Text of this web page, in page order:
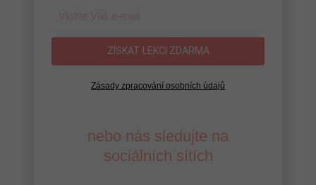
ZÍSKAT LEKCI ZDARMA
Zásady zpracování osobních údajů
nebo nás sledujte na
sociálních sítích